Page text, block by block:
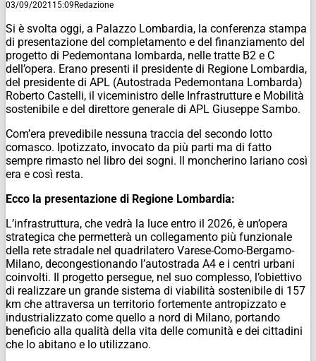
03/09/2021 15:09Redazione
Si è svolta oggi, a Palazzo Lombardia, la conferenza stampa
di presentazione del completamento e del finanziamento del
progetto di Pedemontana lombarda, nelle tratte B2 e C
dell’opera. Erano presenti il presidente di Regione Lombardia,
del presidente di APL (Autostrada Pedemontana Lombarda)
Roberto Castelli, il viceministro delle Infrastrutture e Mobilità
sostenibile e del direttore generale di APL Giuseppe Sambo.
Com’era prevedibile nessuna traccia del secondo lotto
comasco. Ipotizzato, invocato da più parti ma di fatto
sempre rimasto nel libro dei sogni. Il moncherino lariano così
era e così resta.
Ecco la presentazione di Regione Lombardia:
L’infrastruttura, che vedrà la luce entro il 2026, è un’opera
strategica che permetterà un collegamento più funzionale
della rete stradale nel quadrilatero Varese-Como-Bergamo-
Milano, decongestionando l’autostrada A4 e i centri urbani
coinvolti. Il progetto persegue, nel suo complesso, l’obiettivo
di realizzare un grande sistema di viabilità sostenibile di 157
km che attraversa un territorio fortemente antropizzato e
industrializzato come quello a nord di Milano, portando
beneficio alla qualità della vita delle comunità e dei cittadini
che lo abitano e lo utilizzano.